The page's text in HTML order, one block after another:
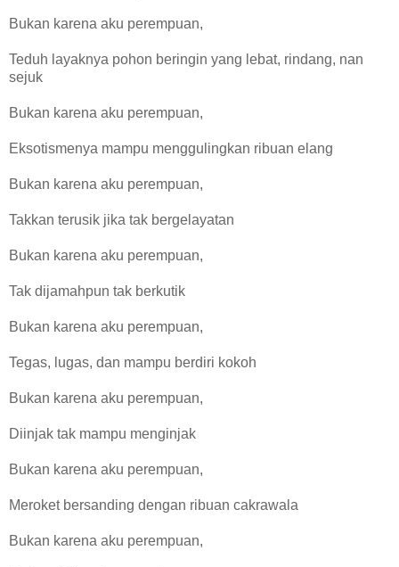
Bukan karena aku perempuan,
Teduh layaknya pohon beringin yang lebat, rindang, nan
sejuk
Bukan karena aku perempuan,
Eksotismenya mampu menggulingkan ribuan elang
Bukan karena aku perempuan,
Takkan terusik jika tak bergelayatan
Bukan karena aku perempuan,
Tak dijamahpun tak berkutik
Bukan karena aku perempuan,
Tegas, lugas, dan mampu berdiri kokoh
Bukan karena aku perempuan,
Diinjak tak mampu menginjak
Bukan karena aku perempuan,
Meroket bersanding dengan ribuan cakrawala
Bukan karena aku perempuan,